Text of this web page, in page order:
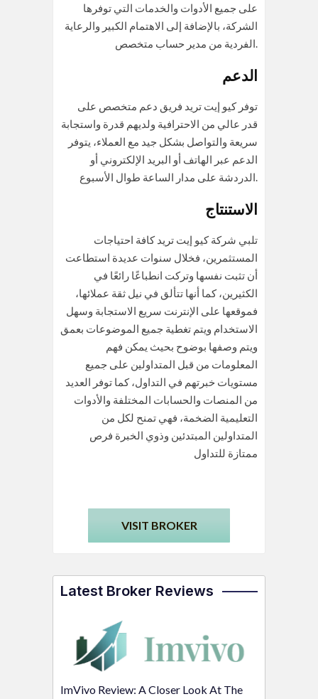
على جميع الأدوات والخدمات التي توفرها
الشركة، بالإضافة إلى الاهتمام الكبير والرعاية
الفردية من مدير حساب متخصص.
الدعم
توفر كيو إيت تريد فريق دعم متخصص على
قدر عالي من الاحترافية ولديهم قدرة واستجابة
سريعة والتواصل بشكل جيد مع العملاء، يتوفر
الدعم عبر الهاتف أو البريد الإلكتروني أو
الدردشة على مدار الساعة طوال الأسبوع.
الاستنتاج
تلبي شركة كيو إيت تريد كافة احتياجات
المستثمرين، فخلال سنوات عديدة استطاعت
أن تثبت نفسها وتركت انطباعًا رائعًا في
الكثيرين، كما أنها تتألق في نيل ثقة عملائها،
فموقعها على الإنترنت سريع الاستجابة وسهل
الاستخدام ويتم تغطية جميع الموضوعات بعمق
ويتم وصفها بوضوح بحيث يمكن فهم
المعلومات من قبل المتداولين على جميع
مستويات خبرتهم في التداول، كما توفر العديد
من المنصات والحسابات المختلفة والأدوات
التعليمية الضخمة، فهي تمنح لكل من
المتداولين المبتدئين وذوي الخبرة فرص
ممتازة للتداول
VISIT BROKER
Latest Broker Reviews
ImVivo Review: A Closer Look At The